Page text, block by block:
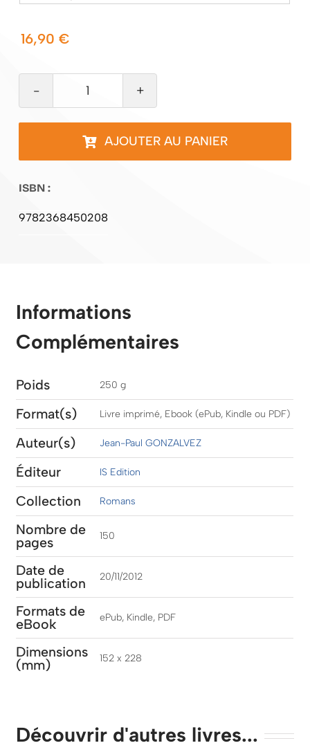
16,90€
quantité
Le
Maurin
AJOUTER AU PANIER
ISBN :
9782368450208
Informations
Complémentaires
Poids 250 g
Format(s) Livre imprimé, Ebook (ePub, Kindle ou PDF)
Auteur(s) Jean-Paul GONZALVEZ
Éditeur IS Edition
Collection Romans
Nombre de
pages 150
Date de
publication 20/11/2012
Formats de
eBook ePub, Kindle, PDF
Dimensions
(mm) 152 x 228
Découvrir d'autres livres...